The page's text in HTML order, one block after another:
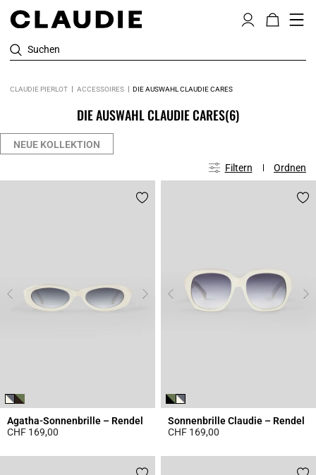
Suchen
CLAUDIE PIERLOT ACCESSOIRES DIE AUSWAHL CLAUDIE CARES
DIE AUSWAHL CLAUDIE CARES(6)
NEUE KOLLEKTION
Filtern Ordnen
Agatha-Sonnenbrille – Rendel
CHF 169,00
Sonnenbrille Claudie – Rendel
CHF 169,00